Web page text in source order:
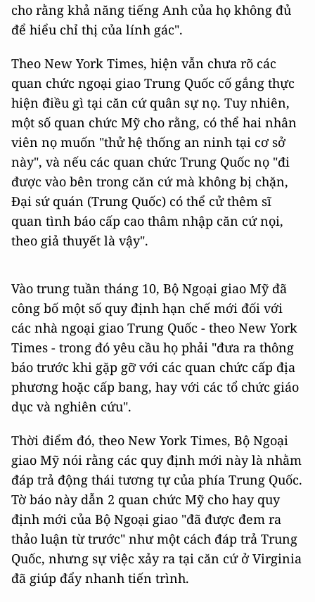
cho rằng khả năng tiếng Anh của họ không đủ
để hiểu chỉ thị của lính gác".
Theo New York Times, hiện vẫn chưa rõ các
quan chức ngoại giao Trung Quốc cố gắng thực
hiện điều gì tại căn cứ quân sự nọ. Tuy nhiên,
một số quan chức Mỹ cho rằng, có thể hai nhân
viên nọ muốn "thử hệ thống an ninh tại cơ sở
này", và nếu các quan chức Trung Quốc nọ "đi
được vào bên trong căn cứ mà không bị chặn,
Đại sứ quán (Trung Quốc) có thể cử thêm sĩ
quan tình báo cấp cao thâm nhập căn cứ nọi,
theo giả thuyết là vậy".
Vào trung tuần tháng 10, Bộ Ngoại giao Mỹ đã
công bố một số quy định hạn chế mới đối với
các nhà ngoại giao Trung Quốc - theo New York
Times - trong đó yêu cầu họ phải "đưa ra thông
báo trước khi gặp gỡ với các quan chức cấp địa
phương hoặc cấp bang, hay với các tổ chức giáo
dục và nghiên cứu".
Thời điểm đó, theo New York Times, Bộ Ngoại
giao Mỹ nói rằng các quy định mới này là nhằm
đáp trả động thái tương tự của phía Trung Quốc.
Tờ báo này dẫn 2 quan chức Mỹ cho hay quy
định mới của Bộ Ngoại giao "đã được đem ra
thảo luận từ trước" như một cách đáp trả Trung
Quốc, nhưng sự việc xảy ra tại căn cứ ở Virginia
đã giúp đẩy nhanh tiến trình.